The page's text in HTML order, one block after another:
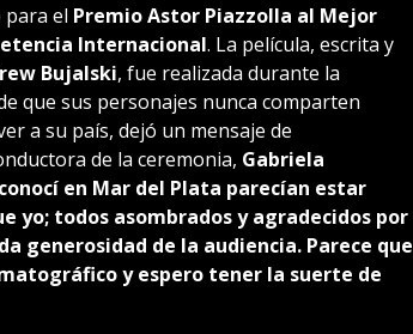
el Premio Astor Piazzolla al Mejor
Internacional. La película, escrita y
Bujalski, fue realizada durante la
que sus personajes nunca comparten
a su país, dejó un mensaje de
de la ceremonia, Gabriela
en Mar del Plata parecían estar
yo; todos asombrados y agradecidos por
generosidad de la audiencia. Parece que
y espero tener la suerte de